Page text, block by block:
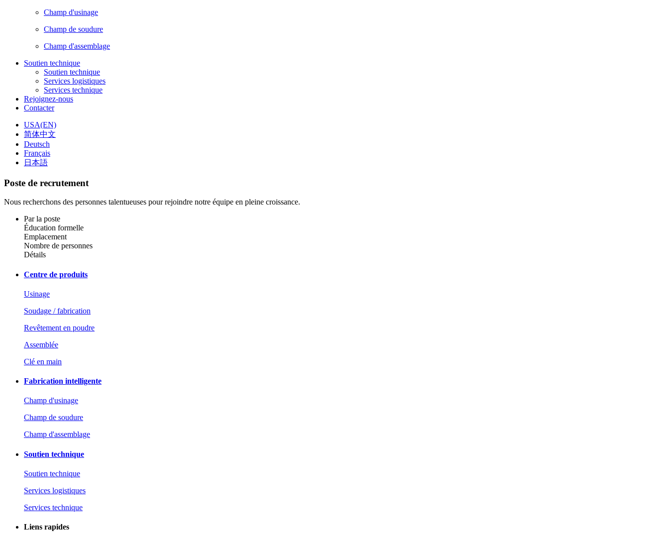
Champ d'usinage
Champ de soudure
Champ d'assemblage
Soutien technique
Soutien technique
Services logistiques
Services technique
Rejoignez-nous
Contacter
USA(EN)
简体中文
Deutsch
Français
日本語
Poste de recrutement
Nous recherchons des personnes talentueuses pour rejoindre notre équipe en pleine croissance.
Par la poste
Éducation formelle
Emplacement
Nombre de personnes
Détails
Centre de produits
Usinage
Soudage / fabrication
Revêtement en poudre
Assemblée
Clé en main
Fabrication intelligente
Champ d'usinage
Champ de soudure
Champ d'assemblage
Soutien technique
Soutien technique
Services logistiques
Services technique
Liens rapides